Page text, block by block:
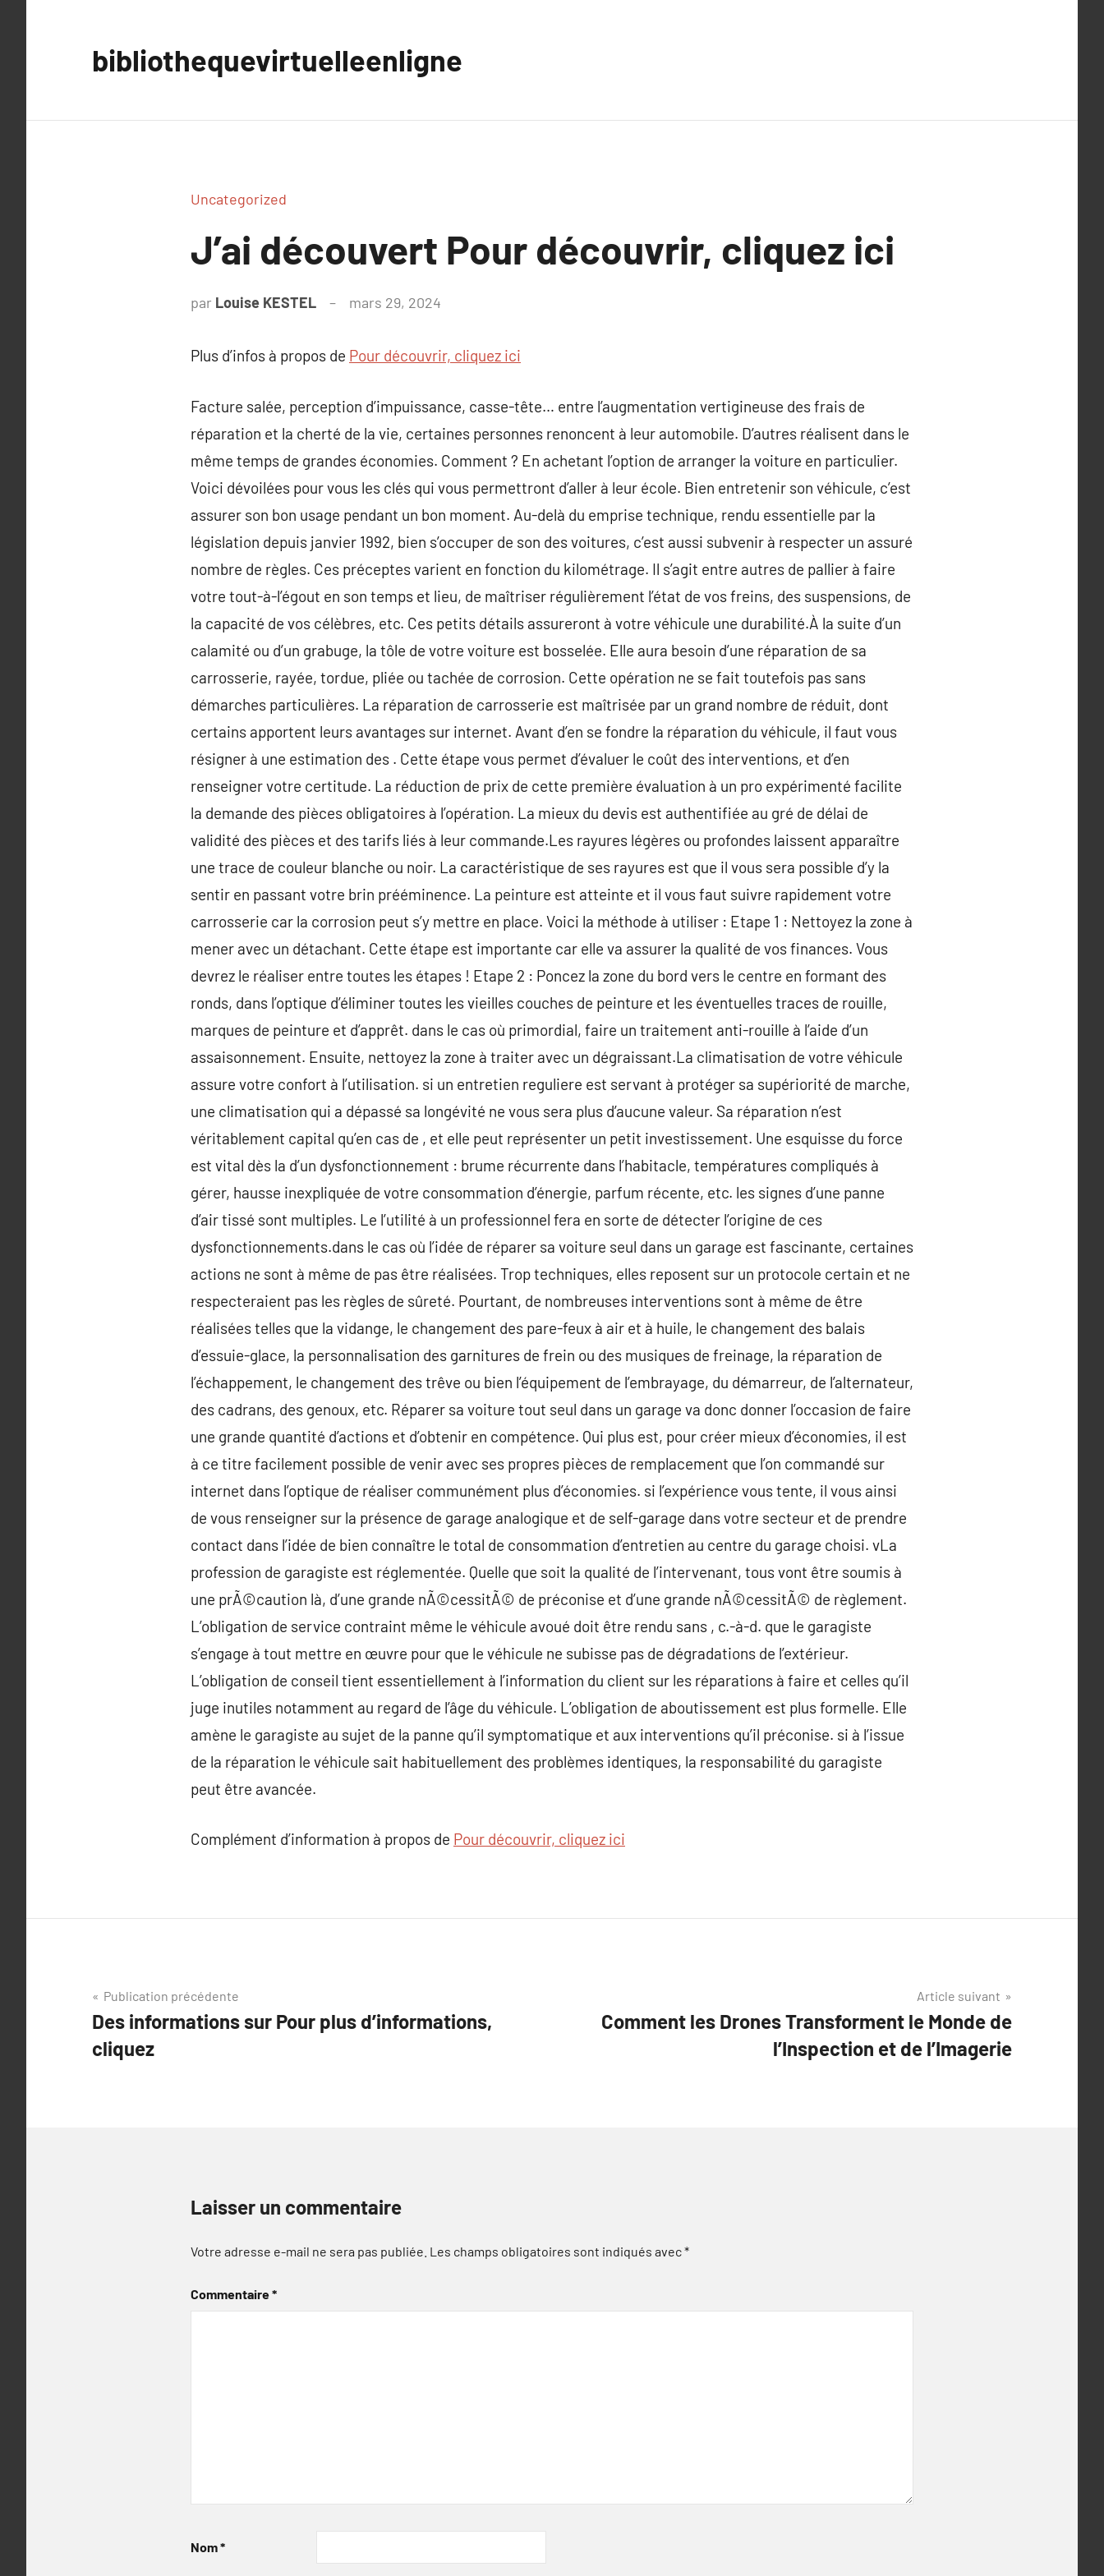
bibliothequevirtuelleenligne
Uncategorized
J’ai découvert Pour découvrir, cliquez ici
par Louise KESTEL mars 29, 2024
Plus d’infos à propos de Pour découvrir, cliquez ici
Facture salée, perception d’impuissance, casse-tête… entre l’augmentation vertigineuse des frais de
réparation et la cherté de la vie, certaines personnes renoncent à leur automobile. D’autres réalisent dans le
même temps de grandes économies. Comment ? En achetant l’option de arranger la voiture en particulier.
Voici dévoilées pour vous les clés qui vous permettront d’aller à leur école. Bien entretenir son véhicule, c’est
assurer son bon usage pendant un bon moment. Au-delà du emprise technique, rendu essentielle par la
législation depuis janvier 1992, bien s’occuper de son des voitures, c’est aussi subvenir à respecter un assuré
nombre de règles. Ces préceptes varient en fonction du kilométrage. Il s’agit entre autres de pallier à faire
votre tout-à-l’égout en son temps et lieu, de maîtriser régulièrement l’état de vos freins, des suspensions, de
la capacité de vos célèbres, etc. Ces petits détails assureront à votre véhicule une durabilité.À la suite d’un
calamité ou d’un grabuge, la tôle de votre voiture est bosselée. Elle aura besoin d’une réparation de sa
carrosserie, rayée, tordue, pliée ou tachée de corrosion. Cette opération ne se fait toutefois pas sans
démarches particulières. La réparation de carrosserie est maîtrisée par un grand nombre de réduit, dont
certains apportent leurs avantages sur internet. Avant d’en se fondre la réparation du véhicule, il faut vous
résigner à une estimation des . Cette étape vous permet d’évaluer le coût des interventions, et d’en
renseigner votre certitude. La réduction de prix de cette première évaluation à un pro expérimenté facilite
la demande des pièces obligatoires à l’opération. La mieux du devis est authentifiée au gré de délai de
validité des pièces et des tarifs liés à leur commande.Les rayures légères ou profondes laissent apparaître
une trace de couleur blanche ou noir. La caractéristique de ses rayures est que il vous sera possible d’y la
sentir en passant votre brin prééminence. La peinture est atteinte et il vous faut suivre rapidement votre
carrosserie car la corrosion peut s’y mettre en place. Voici la méthode à utiliser : Etape 1 : Nettoyez la zone à
mener avec un détachant. Cette étape est importante car elle va assurer la qualité de vos finances. Vous
devrez le réaliser entre toutes les étapes ! Etape 2 : Poncez la zone du bord vers le centre en formant des
ronds, dans l’optique d’éliminer toutes les vieilles couches de peinture et les éventuelles traces de rouille,
marques de peinture et d’apprêt. dans le cas où primordial, faire un traitement anti-rouille à l’aide d’un
assaisonnement. Ensuite, nettoyez la zone à traiter avec un dégraissant.La climatisation de votre véhicule
assure votre confort à l’utilisation. si un entretien reguliere est servant à protéger sa supériorité de marche,
une climatisation qui a dépassé sa longévité ne vous sera plus d’aucune valeur. Sa réparation n’est
véritablement capital qu’en cas de , et elle peut représenter un petit investissement. Une esquisse du force
est vital dès la d’un dysfonctionnement : brume récurrente dans l’habitacle, températures compliqués à
gérer, hausse inexpliquée de votre consommation d’énergie, parfum récente, etc. les signes d’une panne
d’air tissé sont multiples. Le l’utilité à un professionnel fera en sorte de détecter l’origine de ces
dysfonctionnements.dans le cas où l’idée de réparer sa voiture seul dans un garage est fascinante, certaines
actions ne sont à même de pas être réalisées. Trop techniques, elles reposent sur un protocole certain et ne
respecteraient pas les règles de sûreté. Pourtant, de nombreuses interventions sont à même de être
réalisées telles que la vidange, le changement des pare-feux à air et à huile, le changement des balais
d’essuie-glace, la personnalisation des garnitures de frein ou des musiques de freinage, la réparation de
l’échappement, le changement des trêve ou bien l’équipement de l’embrayage, du démarreur, de l’alternateur,
des cadrans, des genoux, etc. Réparer sa voiture tout seul dans un garage va donc donner l’occasion de faire
une grande quantité d’actions et d’obtenir en compétence. Qui plus est, pour créer mieux d’économies, il est
à ce titre facilement possible de venir avec ses propres pièces de remplacement que l’on commandé sur
internet dans l’optique de réaliser communément plus d’économies. si l’expérience vous tente, il vous ainsi
de vous renseigner sur la présence de garage analogique et de self-garage dans votre secteur et de prendre
contact dans l’idée de bien connaître le total de consommation d’entretien au centre du garage choisi. vLa
profession de garagiste est réglementée. Quelle que soit la qualité de l’intervenant, tous vont être soumis à
une prÃ©caution là, d’une grande nÃ©cessitÃ© de préconise et d’une grande nÃ©cessitÃ© de règlement.
L’obligation de service contraint même le véhicule avoué doit être rendu sans , c.-à-d. que le garagiste
s’engage à tout mettre en œuvre pour que le véhicule ne subisse pas de dégradations de l’extérieur.
L’obligation de conseil tient essentiellement à l’information du client sur les réparations à faire et celles qu’il
juge inutiles notamment au regard de l’âge du véhicule. L’obligation de aboutissement est plus formelle. Elle
amène le garagiste au sujet de la panne qu’il symptomatique et aux interventions qu’il préconise. si à l’issue
de la réparation le véhicule sait habituellement des problèmes identiques, la responsabilité du garagiste
peut être avancée.
Complément d’information à propos de Pour découvrir, cliquez ici
Navigation
de
l’article
Publication précédente
Des informations sur Pour plus d’informations,
cliquez
Article suivant
Comment les Drones Transforment le Monde de
l’Inspection et de l’Imagerie
Laisser un commentaire
Votre adresse e-mail ne sera pas publiée. Les champs obligatoires sont indiqués avec*
Commentaire*
Nom*